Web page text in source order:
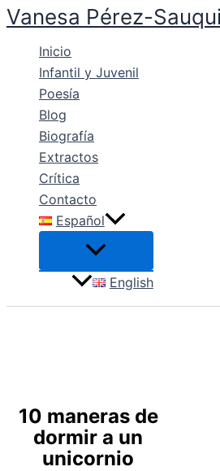
Ir
contenido
Vanesa Pérez-
Inicio
Infantil y Juvenil
Poesía
Blog
Biografía
Extractos
Crítica
Contacto
Español
English
10 maneras de
dormir a un
unicornio